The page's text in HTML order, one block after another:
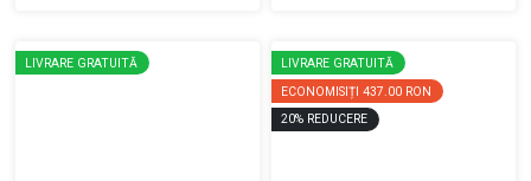
LIVRARE GRATUITĂ
LIVRARE GRATUITĂ
ECONOMISIȚI 437.00 RON
20% REDUCERE